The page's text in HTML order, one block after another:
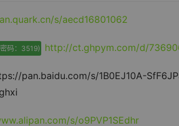
s/aecd16801062
码：3519) http://ct.ghpym.com/d/
pan.baidu.com/s/1B0EJ10A-
s/o9PVP1SEdhr